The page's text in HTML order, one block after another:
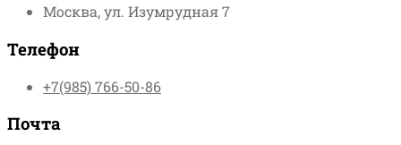
Москва, ул. Изумрудная 7
Телефон
+7(985) 766-50-86
Почта